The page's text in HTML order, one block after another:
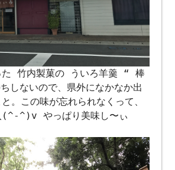
た 竹内製菓の ういろ羊羹 “ 棒
しないので、県外になかなか出
。この味が忘れられなくって、
(^-^)v やっぱり美味し〜ぃ